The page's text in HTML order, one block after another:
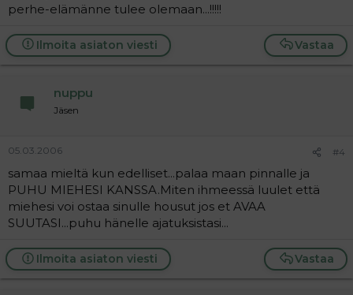
perhe-elämänne tulee olemaan...!!!!!
Vastaa
Ilmoita asiaton viesti
nuppu
Jäsen
05.03.2006 #4
samaa mieltä kun edelliset...palaa maan pinnalle ja
PUHU MIEHESI KANSSA.Miten ihmeessä luulet että
miehesi voi ostaa sinulle housut jos et AVAA
SUUTASI...puhu hänelle ajatuksistasi...
Vastaa
Ilmoita asiaton viesti